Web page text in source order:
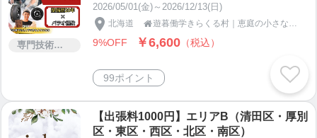
専門技術サービス
2026/05/01(金)～2026/12/13(日)
北海道  遊暮働学きらくる村｜恵庭の小さなエコビレッジ BELUU
9%OFF ￥6,600 （税込）
99ポイント
【出張料1000円】エリアB（清田区・厚別
区・東区・西区・北区・南区）